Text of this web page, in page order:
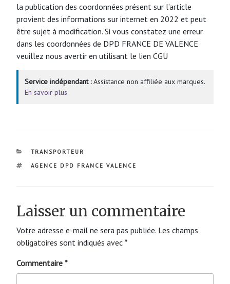
la publication des coordonnées présent sur l’article
provient des informations sur internet en 2022 et peut
être sujet à modification. Si vous constatez une erreur
dans les coordonnées de DPD FRANCE DE VALENCE
veuillez nous avertir en utilisant le lien CGU
Service indépendant :Assistance non affiliée aux marques.
En savoir plus
CATÉGORIES
TRANSPORTEUR
ÉTIQUETTES
AGENCE DPD FRANCE VALENCE
Laisser un commentaire
Votre adresse e-mail ne sera pas publiée. Les champs
obligatoires sont indiqués avec *
Commentaire *